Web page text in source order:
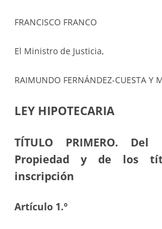
FRANCISCO FRANCO
El Ministro de Justicia,
RAIMUNDO FERNÁNDEZ-CUESTA Y
LEY HIPOTECARIA
TÍTULO PRIMERO. Del
Propiedad y de los
inscripción
Artículo 1.º